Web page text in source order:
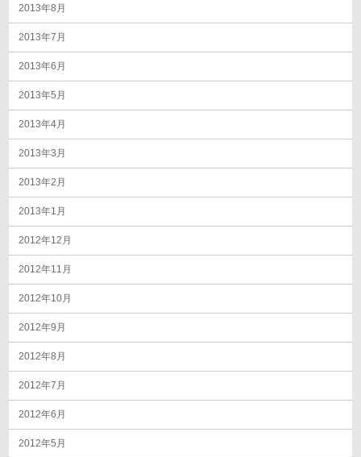
2013年8月
2013年7月
2013年6月
2013年5月
2013年4月
2013年3月
2013年2月
2013年1月
2012年12月
2012年11月
2012年10月
2012年9月
2012年8月
2012年7月
2012年6月
2012年5月